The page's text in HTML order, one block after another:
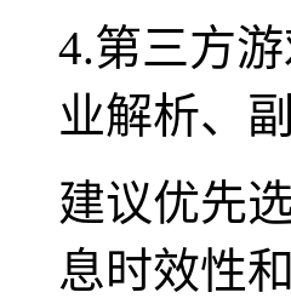
4.第三方
业解析、
建议优先
息时效性